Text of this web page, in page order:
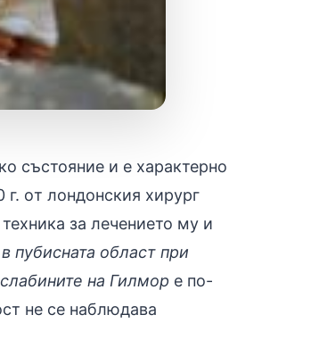
състояние и е характерно
г. oт лондонския хирург
за лечението му и
пубисната област при
на Гилмор е по-
не се наблюдава